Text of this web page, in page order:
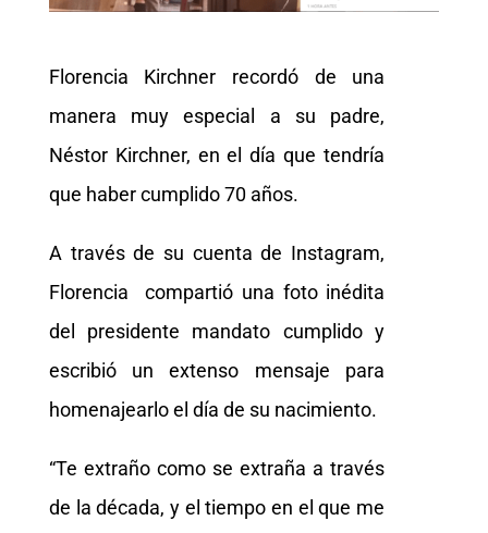
Florencia Kirchner recordó de una
manera muy especial a su padre,
Néstor Kirchner, en el día que tendría
que haber cumplido 70 años.
A través de su cuenta de Instagram,
Florencia compartió una foto inédita
del presidente mandato cumplido y
escribió un extenso mensaje para
homenajearlo el día de su nacimiento.
“Te extraño como se extraña a través
de la década, y el tiempo en el que me